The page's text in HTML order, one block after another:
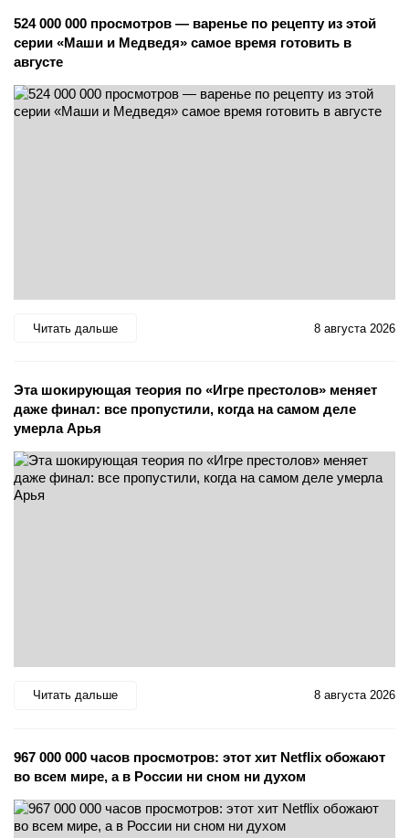
524 000 000 просмотров — варенье по рецепту из этой
серии «Маши и Медведя» самое время готовить в
августе
Читать дальше 8 августа 2026
Эта шокирующая теория по «Игре престолов» меняет
даже финал: все пропустили, когда на самом деле
умерла Арья
Читать дальше 8 августа 2026
967 000 000 часов просмотров: этот хит Netflix обожают
во всем мире, а в России ни сном ни духом